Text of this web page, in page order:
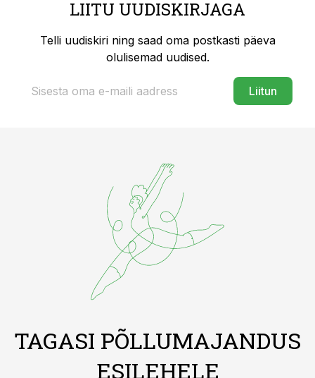
LIITU UUDISKIRJAGA
Telli uudiskiri ning saad oma postkasti päeva
olulisemad uudised.
Liitun
TAGASI PÕLLUMAJANDUS
ESILEHELE